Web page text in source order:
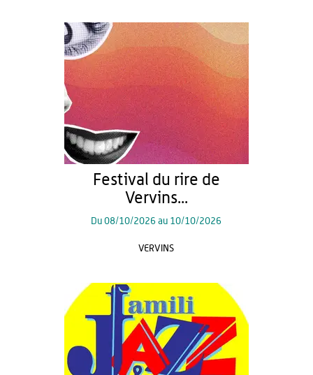
Festival du rire de
Vervins...
Du08/10/2026 au 10/10/2026
VERVINS